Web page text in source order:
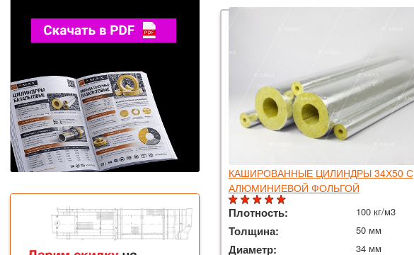
КАШИРОВАННЫЕ ЦИЛИНДРЫ 34Х50 С
АЛЮМИНИЕВОЙ ФОЛЬГОЙ
Плотность: 100 кг/м3
Толщина: 50 мм
Диаметр: 34 мм